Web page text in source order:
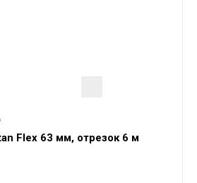
Flex 63 мм, отрезок 6 м